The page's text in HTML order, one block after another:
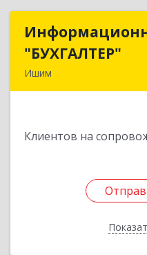
"БУХГАЛТЕР"
Ишим
Клиентов на